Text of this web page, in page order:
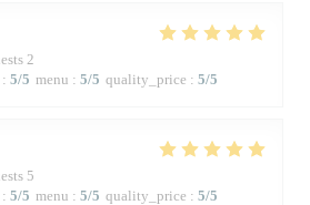
2
: 5/5 menu : 5/5 quality_price : 5/5
5
: 5/5 menu : 5/5 quality_price : 5/5